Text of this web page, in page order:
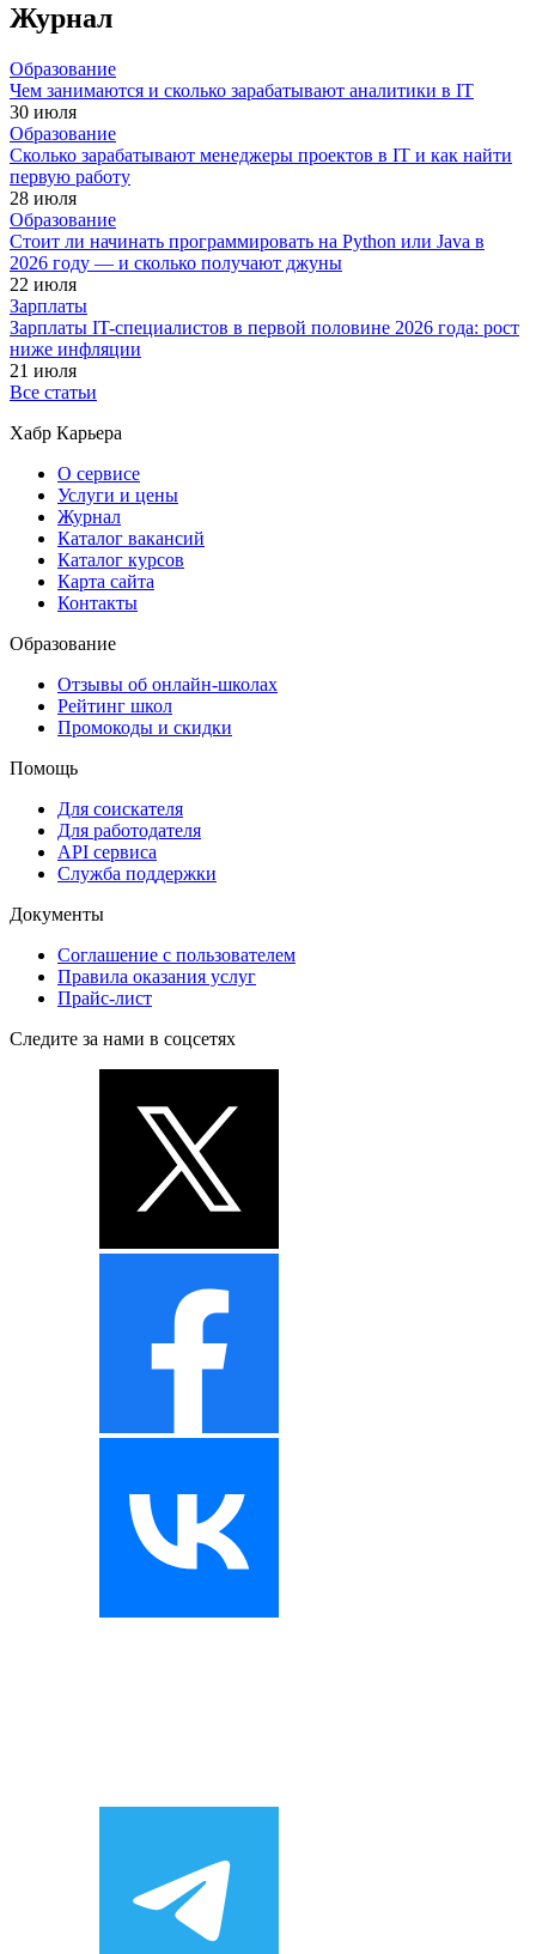
Журнал
Образование
Чем занимаются и сколько зарабатывают аналитики в IT
30 июля
Образование
Сколько зарабатывают менеджеры проектов в IT и как найти
первую работу
28 июля
Образование
Стоит ли начинать программировать на Python или Java в
2026 году — и сколько получают джуны
22 июля
Зарплаты
Зарплаты IT-специалистов в первой половине 2026 года: рост
ниже инфляции
21 июля
Все статьи
Хабр Карьера
О сервисе
Услуги и цены
Журнал
Каталог вакансий
Каталог курсов
Карта сайта
Контакты
Образование
Отзывы об онлайн-школах
Рейтинг школ
Промокоды и скидки
Помощь
Для соискателя
Для работодателя
API сервиса
Служба поддержки
Документы
Соглашение с пользователем
Правила оказания услуг
Прайс-лист
Следите за нами в соцсетях